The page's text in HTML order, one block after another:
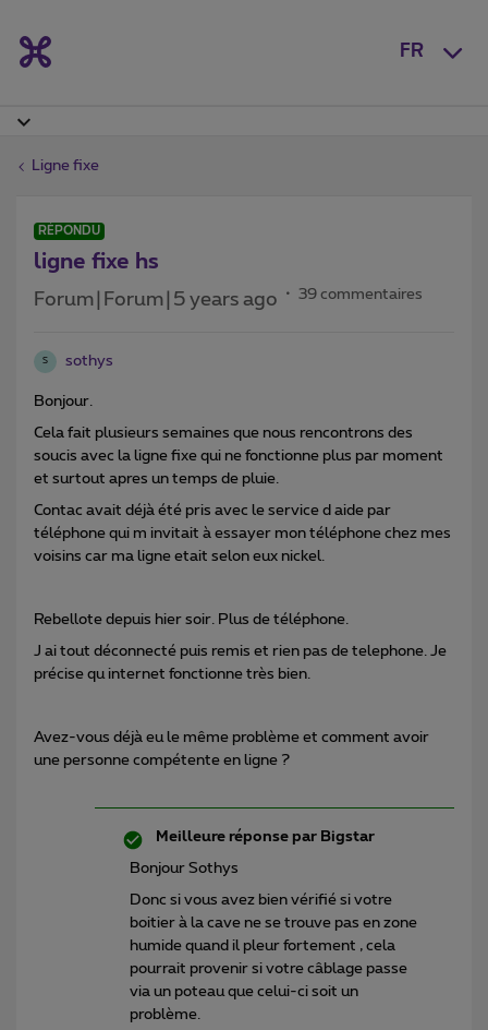
FR
Ligne fixe
RÉPONDU
ligne fixe hs
Forum|Forum|5 years ago 39 commentaires
S sothys
Bonjour.
Cela fait plusieurs semaines que nous rencontrons des
soucis avec la ligne fixe qui ne fonctionne plus par moment
et surtout apres un temps de pluie.
Contac avait déjà été pris avec le service d aide par
téléphone qui m invitait à essayer mon téléphone chez mes
voisins car ma ligne etait selon eux nickel.
Rebellote depuis hier soir. Plus de téléphone.
J ai tout déconnecté puis remis et rien pas de telephone. Je
précise qu internet fonctionne très bien.
Avez-vous déjà eu le même problème et comment avoir
une personne compétente en ligne ?
Meilleure réponse par Bigstar
Bonjour Sothys
Donc si vous avez bien vérifié si votre
boitier à la cave ne se trouve pas en zone
humide quand il pleur fortement , cela
pourrait provenir si votre câblage passe
via un poteau que celui-ci soit un
problème.